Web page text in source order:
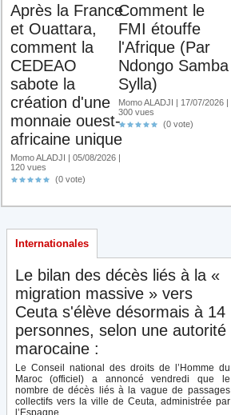
Après la France
et Ouattara,
comment la
CEDEAO
sabote la
création d'une
monnaie ouest-
africaine unique
Momo ALADJI | 05/08/2026 |
120 vues
(0 vote)
Comment le
FMI étouffe
l'Afrique (Par
Ndongo Samba
Sylla)
Momo ALADJI | 17/07/2026 |
300 vues
(0 vote)
Internationales
Le bilan des décès liés à la «
migration massive » vers
Ceuta s'élève désormais à 14
personnes, selon une autorité
marocaine :
Le Conseil national des droits de l’Homme du
Maroc (officiel) a annoncé vendredi que le
nombre de décès liés à la vague de passages
collectifs vers la ville de Ceuta, administrée par